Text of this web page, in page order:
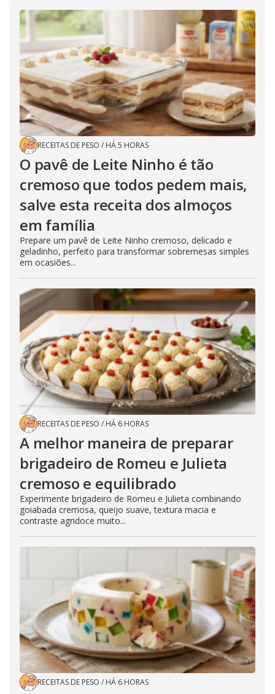
RECEITAS DE PESO / HÁ 5 HORAS
O pavê de Leite Ninho é tão
cremoso que todos pedem mais,
salve esta receita dos almoços
em família
Prepare um pavê de Leite Ninho cremoso, delicado e
geladinho, perfeito para transformar sobremesas simples
em ocasiões...
RECEITAS DE PESO / HÁ 6 HORAS
A melhor maneira de preparar
brigadeiro de Romeu e Julieta
cremoso e equilibrado
Experimente brigadeiro de Romeu e Julieta combinando
goiabada cremosa, queijo suave, textura macia e
contraste agridoce muito...
RECEITAS DE PESO / HÁ 6 HORAS